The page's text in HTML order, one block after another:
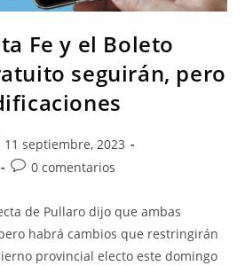
Fe y el Boleto
seguirán, pero
11 septiembre, 2023
0 comentarios
de Pullaro dijo que ambas
habrá cambios que restringirán
provincial electo este domingo